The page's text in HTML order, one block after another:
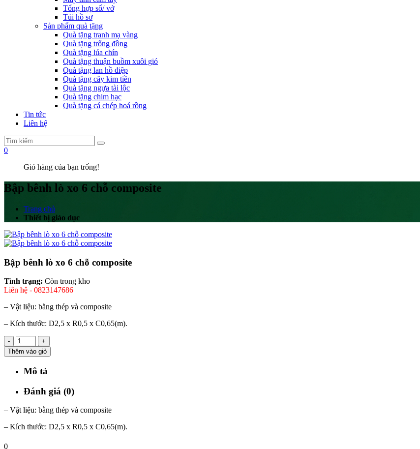
Tổng hợp sổ/ vở
Túi hồ sơ
Sản phẩm quà tặng
Quà tặng tranh mạ vàng
Quà tặng trống đồng
Quà tặng lúa chín
Quà tặng thuận buồm xuôi gió
Quà tặng lan hồ điệp
Quà tặng cây kim tiền
Quà tặng ngựa tài lộc
Quà tặng chim hạc
Quà tặng cá chép hoá rồng
Tin tức
Liên hệ
0
Giỏ hàng của bạn trống!
Bập bênh lò xo 6 chỗ composite
Trang chủ
Thiết bị giáo dục
Bập bênh lò xo 6 chỗ composite
Tình trạng: Còn trong kho
Liên hệ - 0823147686
– Vật liệu: bằng thép và composite
– Kích thước: D2,5 x R0,5 x C0,65(m).
-
+
Thêm vào giỏ
Mô tả
Đánh giá (0)
– Vật liệu: bằng thép và composite
– Kích thước: D2,5 x R0,5 x C0,65(m).
0